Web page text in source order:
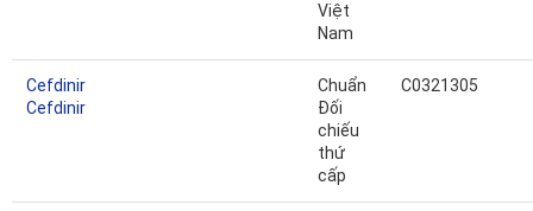
Việt
Nam
Cefdinir
Cefdinir
Chuẩn
Đối
chiếu
thứ
cấp
C0321305